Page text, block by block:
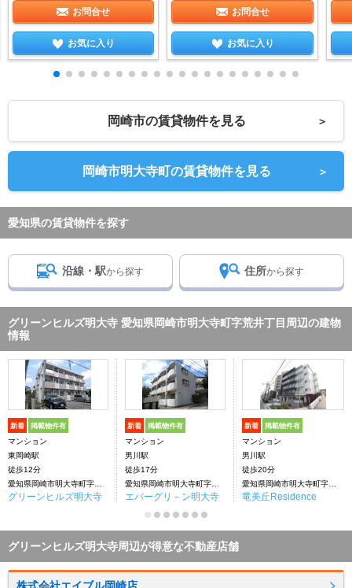
お問合せ
お気に入り
お問合せ
お気に入り
岡崎市の賃貸物件を見る ＞
岡崎市明大寺町の賃貸物件を見る ＞
愛知県の賃貸物件を探す
沿線・駅から探す 住所から探す
グリーンヒルズ明大寺 愛知県岡崎市明大寺町字荒井丁目周辺の建物
情報
新着 掲載物件有
マンション
東岡崎駅
徒歩12分
グリーンヒルズ明大寺
新着 掲載物件有
マンション
男川駅
徒歩17分
エバーグリ－ン明大寺
新着 掲載物件有
マンション
男川駅
徒歩20分
竜美丘Residence
グリーンヒルズ明大寺周辺が得意な不動産店舗